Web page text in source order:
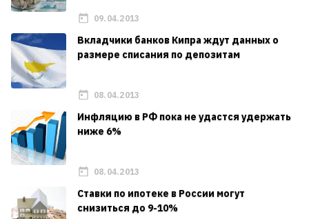
09.04.2013
Вкладчики банков Кипра ждут данных о
размере списания по депозитам
08.04.2013
Инфляцию в РФ пока не удастся удержать
ниже 6%
08.04.2013
Ставки по ипотеке в России могут
снизиться до 9-10%